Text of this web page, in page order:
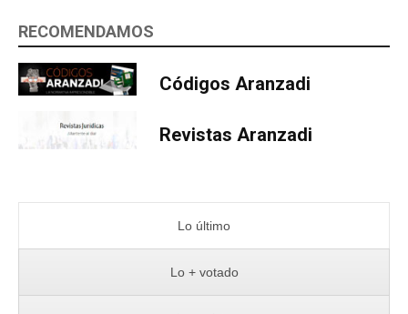
RECOMENDAMOS
Códigos Aranzadi
Revistas Aranzadi
Lo último
Lo + votado